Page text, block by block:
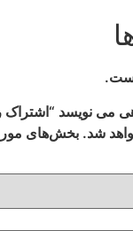
“اشتراک روماتولوژی
شد. بخش‌های